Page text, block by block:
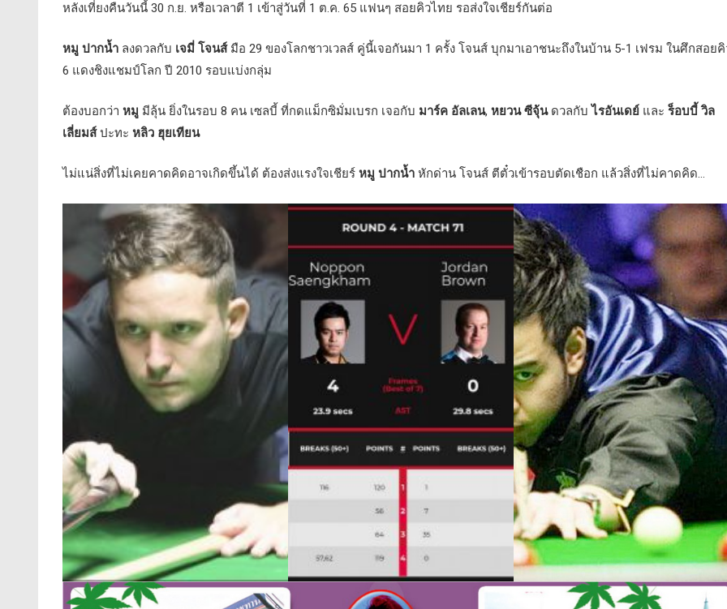
หลังเที่ยงคืนวันนี้ 30 ก.ย. หรือเวลาตี 1 เข้าสู่วันที่ 1 ต.ค. 65 แฟนๆ สอยคิวไทย รอส่งใจเชียร์กันต่อ
หมู ปากน้ำ ลงดวลกับ เจมี่ โจนส์มือ 29 ของโลกชาวเวลส์ คู่นี้เจอกันมา 1 ครั้ง โจนส์ บุกมาเอาชนะถึงในบ้าน 5-1 เฟรม ในศึกสอย
6 แดงชิงแชมป์โลก ปี 2010 รอบแบ่งกลุ่ม
ต้องบอกว่า หมู มีลุ้น ยิ่งในรอบ 8 คน เซลบี้ ที่กดแม็กซิมั่มเบรก เจอกับ มาร์ค อัลเลน, หยวน ซีจุ้นดวลกับ ไรอันเดย์ และ ร็อบบี้ วิล
เลี่ยมส์ปะทะ หลิว ฮุยเทียน
ไม่แน่สิ่งที่ไม่เคยคาดคิดอาจเกิดขึ้นได้ ต้องส่งแรงใจเชียร์ หมู ปากน้ำ หักด่าน โจนส์ ตีตั๋วเข้ารอบตัดเชือก แล้วสิ่งที่ไม่คาดคิด…